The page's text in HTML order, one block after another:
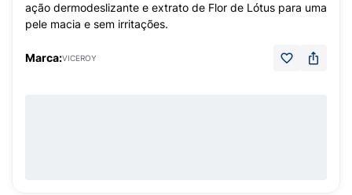
ação dermodeslizante e extrato de Flor de Lótus para uma
pele macia e sem irritações.
Marca:VICEROY